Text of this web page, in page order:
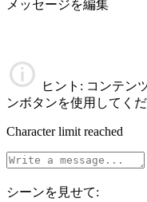
メッセージを編集
ヒント : コンテン
ンボタンを使用してく
Character limit reached
シーンを見せて: